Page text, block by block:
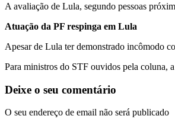
A avaliação de Lula, segundo pessoas
Atuação da PF respinga em Lula
Apesar de Lula ter demonstrado incômodo
Para ministros do STF ouvidos pela coluna,
Deixe o seu comentário
O seu endereço de email não será publicado